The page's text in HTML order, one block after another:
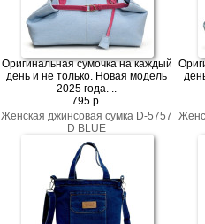
Оригинальная сумочка на каждый
день и не только. Новая модель
2025 года. ..
795 p.
Женская джинсовая сумка D-5757
D BLUE